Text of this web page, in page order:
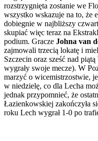
rozstrzygnięta zostanie we
wszystko wskazuje na to, że
dobiegnie w najbliższy
skupiać więc teraz na
podium. Gracze Johna van
zajmowali trzecią lokatę i
Szczecin oraz sześć nad
wygrały swoje mecze). W
marzyć o wicemistrzostwie,
w niedzielę, co dla Lecha
jednak przypomnieć, że
Łazienkowskiej zakończyła
roku Lech wygrał 1-0 po